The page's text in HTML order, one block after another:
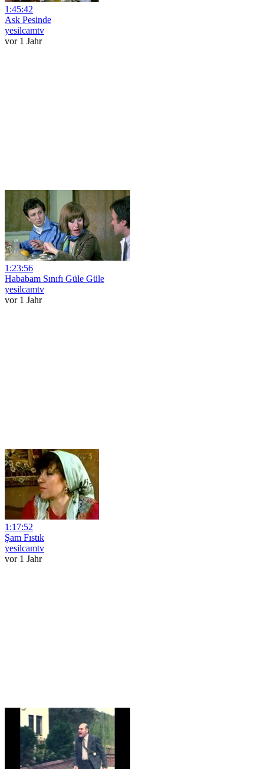
1:45:42
Ask Pesinde
yesilcamtv
vor 1 Jahr
1:23:56
Hababam Sınıfı Güle Güle
yesilcamtv
vor 1 Jahr
1:17:52
Şam Fıstık
yesilcamtv
vor 1 Jahr